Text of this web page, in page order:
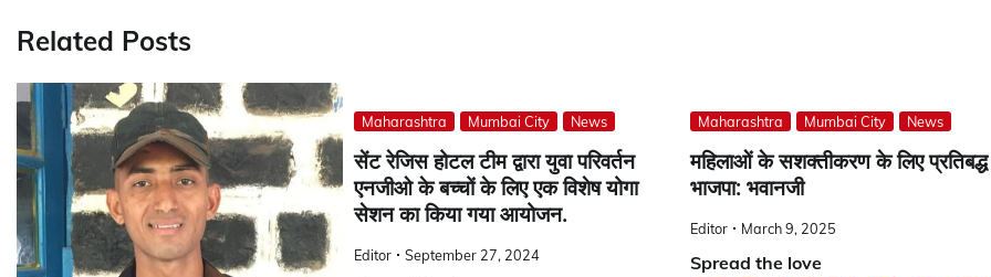
Related Posts
Maharashtra Mumbai City News
सेंट रेजिस होटल टीम द्वारा युवा परिवर्तन
एनजीओ के बच्चों के लिए एक विशेष योगा
सेशन का किया गया आयोजन.
Editor September 27, 2024
Maharashtra Mumbai City News
महिलाओं के सशक्तीकरण के लिए
भाजपा: भवानजी
Editor March 9, 2025
Spread the love